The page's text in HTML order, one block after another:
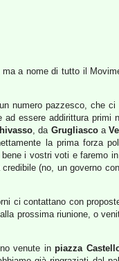
a nome di tutto il
numero pazzesco, che
essere addirittura primi
, da Grugliascoa
la prima forza
i vostri voti e faremo
(no, un governo
ci contattano con
prossima riunione, o
venute inpiazza